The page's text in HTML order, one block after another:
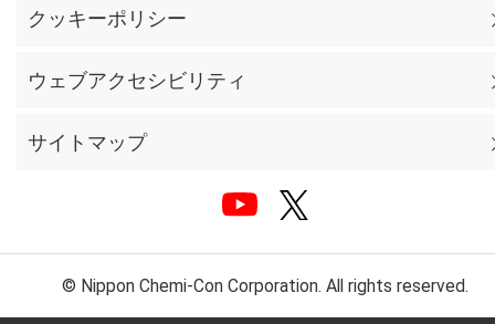
クッキーポリシー
ウェブアクセシビリティ
サイトマップ
© Nippon Chemi-Con Corporation. All rights reserved.